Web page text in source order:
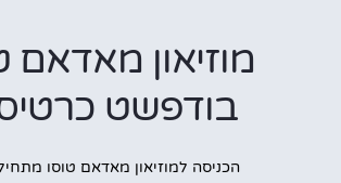
מוזיאון מאדאם
בודפשט
הכניסה למוזיאון מאדאם טוסו